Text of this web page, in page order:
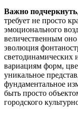
Важно подчеркнуть
требует не просто
эмоционального
величественным
эволюция
светодинамических
вариациям форм,
уникальное
фундаментальное
быть просто
городского